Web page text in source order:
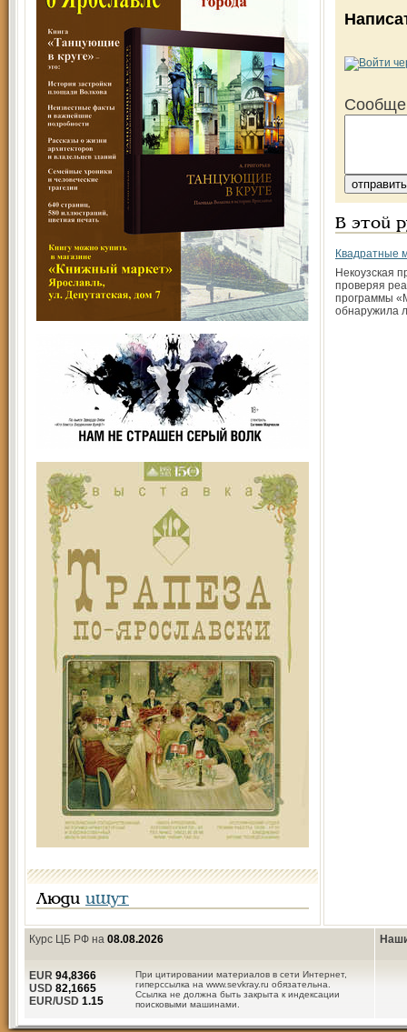
Люди ищут
В этой
Квадратные
Некоузская
проверяя
программы
обнаружила
Курс ЦБ РФ на 08.08.2026
При цитировании материалов в сети Интернет,
гиперссылка на www.sevkray.ru обязательна.
Ссылка не должна быть закрыта к индексации
поисковыми машинами.
EUR 94,8366
USD 82,1665
EUR/USD 1.15